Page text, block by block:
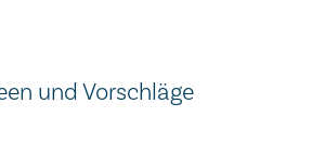
und Vorschläge